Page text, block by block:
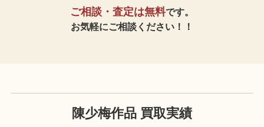
ご相談・査定は無料です。
お気軽にご相談ください！！
陳少梅作品 買取実績